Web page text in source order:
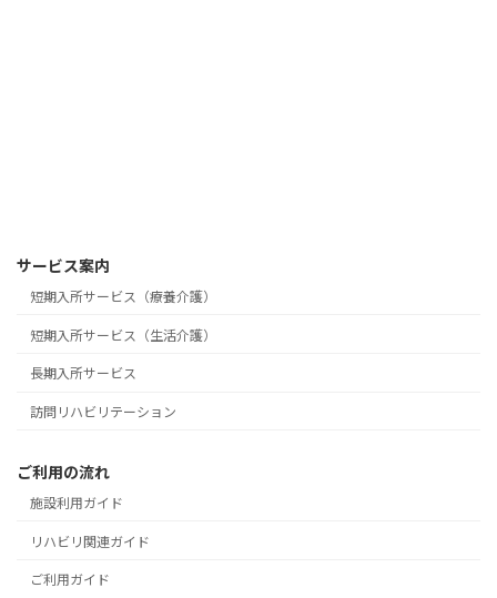
サービス案内
短期入所サービス（療養介護）
短期入所サービス（生活介護）
長期入所サービス
訪問リハビリテーション
ご利用の流れ
施設利用ガイド
リハビリ関連ガイド
ご利用ガイド